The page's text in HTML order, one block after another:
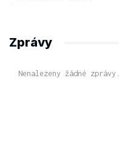
Zprávy
Nenalezeny žádné zprávy.